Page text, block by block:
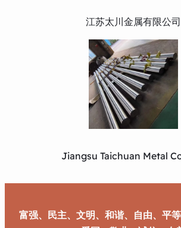
江苏太川金属有限公司
Jiangsu Taichuan Metal
富强、民主、文明、和谐、自由、平等